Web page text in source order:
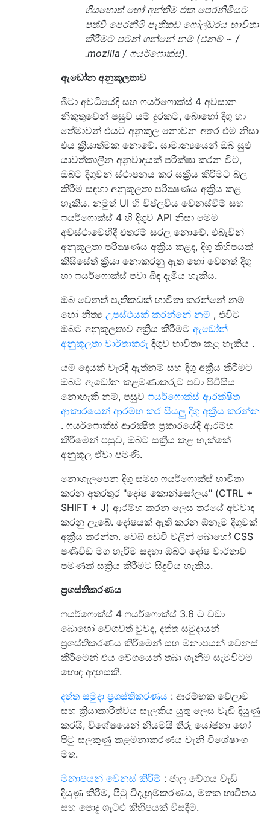
ගියහොත් හෝ අන්තිම එක පෙරනිමියට
පත්වී පෙරනිමි පැතිකඩ ෆෝල්ඩරය භාවිතා
කිරීමට පටන් ගන්නේ නම් (එනම් ~ /
.mozilla / ෆයර්ෆොක්ස්).
ඇඩෝන අනුකූලතාව
බීටා අවධියේදී සහ ෆයර්ෆොක්ස් 4 අවසාන
නිකුතුවෙන් පසුව යම් දුරකට, බොහෝ දිගු හා
තේමාවන් එයට අනුකූල නොවන අතර එම නිසා
එය ක්‍රියාත්මක නොවේ. සාමාන්‍යයෙන් ඔබ සුළු
යාවත්කාලීන අනුවාදයක් පරික්ෂා කරන විට,
ඔබට දිගුවන් ස්ථාපනය කර සක්‍රිය කිරීමට බල
කිරීම සඳහා අනුකූලතා පරීක්‍ෂණය අක්‍රිය කළ
හැකිය. නමුත් UI හි විප්ලවීය වෙනස්වීම් සහ
ෆයර්ෆොක්ස් 4 හි දිගුව API නිසා මෙම
අවස්ථාවෙහිදී එතරම් සරල නොවේ. එබැවින්
අනුකූලතා පරීක්‍ෂණය අක්‍රීය කළද, දිගු කිහිපයක්
කිසිසේත් ක්‍රියා නොකරනු ඇත හෝ වෙනත් දිගු
හා ෆයර්ෆොක්ස් පවා බිඳ දැමිය හැකිය.
ඔබ වෙනත් පැතිකඩක් භාවිතා කරන්නේ නම්
හෝ නිත්‍ය උපස්ථයක් කරන්නේ නම් , එවිට
ඔබට අනුකූලතාව අක්‍රිය කිරීමට ඇඩෝන්
අනුකූලතා වාර්තාකරු දිගුව භාවිතා කළ හැකිය .
යම් දෙයක් වැරදී ඇත්නම් සහ දිගු අක්‍රීය කිරීමට
ඔබට ඇඩෝන කළමණාකරුට පවා පිවිසිය
නොහැකි නම්, පසුව ෆයර්ෆොක්ස් ආරක්ෂිත
ආකාරයෙන් ආරම්භ කර සියලු දිගු අක්‍රීය කරන්න
. ෆයර්ෆොක්ස් ආරක්‍ෂිත ප්‍රකාරයේදී ආරම්භ
කිරීමෙන් පසුව, ඔබට සක්‍රීය කළ හැක්කේ
අනුකූල ඒවා පමණි.
නොගැලපෙන දිගු සමඟ ෆයර්ෆොක්ස් භාවිතා
කරන අතරතුර "දෝෂ කොන්සෝලය" (CTRL +
SHIFT + J) ආරම්භ කරන ලෙස තරයේ අවවාද
කරනු ලැබේ. දෝෂයක් ඇති කරන ඕනෑම දිගුවක්
අක්‍රීය කරන්න. වෙබ් අඩවි වලින් බොහෝ CSS
පණිවිඩ මග හැරීම සඳහා ඔබට දෝෂ වාර්තාව
පමණක් සක්‍රිය කිරීමට සිදුවිය හැකිය.
ප්‍රශස්තිකරණය
ෆයර්ෆොක්ස් 4 ෆයර්ෆොක්ස් 3.6 ට වඩා
බොහෝ වේගවත් වුවද, දත්ත සමුදායන්
ප්‍රශස්තිකරණය කිරීමෙන් සහ මනාපයන් වෙනස්
කිරීමෙන් එය වේගයෙන් තබා ගැනීම සැමවිටම
හොඳ අදහසකි.
දත්ත සමුදා ප්‍රශස්තිකරණය : ආරම්භක වේලාව
සහ ක්‍රියාකාරිත්වය සැලකිය යුතු ලෙස වැඩි දියුණු
කරයි, විශේෂයෙන් නියමයි තීරු යෝජනා හෝ
පිටු සලකුණු කළමනාකරණය වැනි විශේෂාංග
මත.
මනාපයන් වෙනස් කිරීම් : ජාල වේගය වැඩි
දියුණු කිරීම, පිටු විදැහුම්කරණය, මතක භාවිතය
සහ පොදු ගැටළු කිහිපයක් විසඳීම.